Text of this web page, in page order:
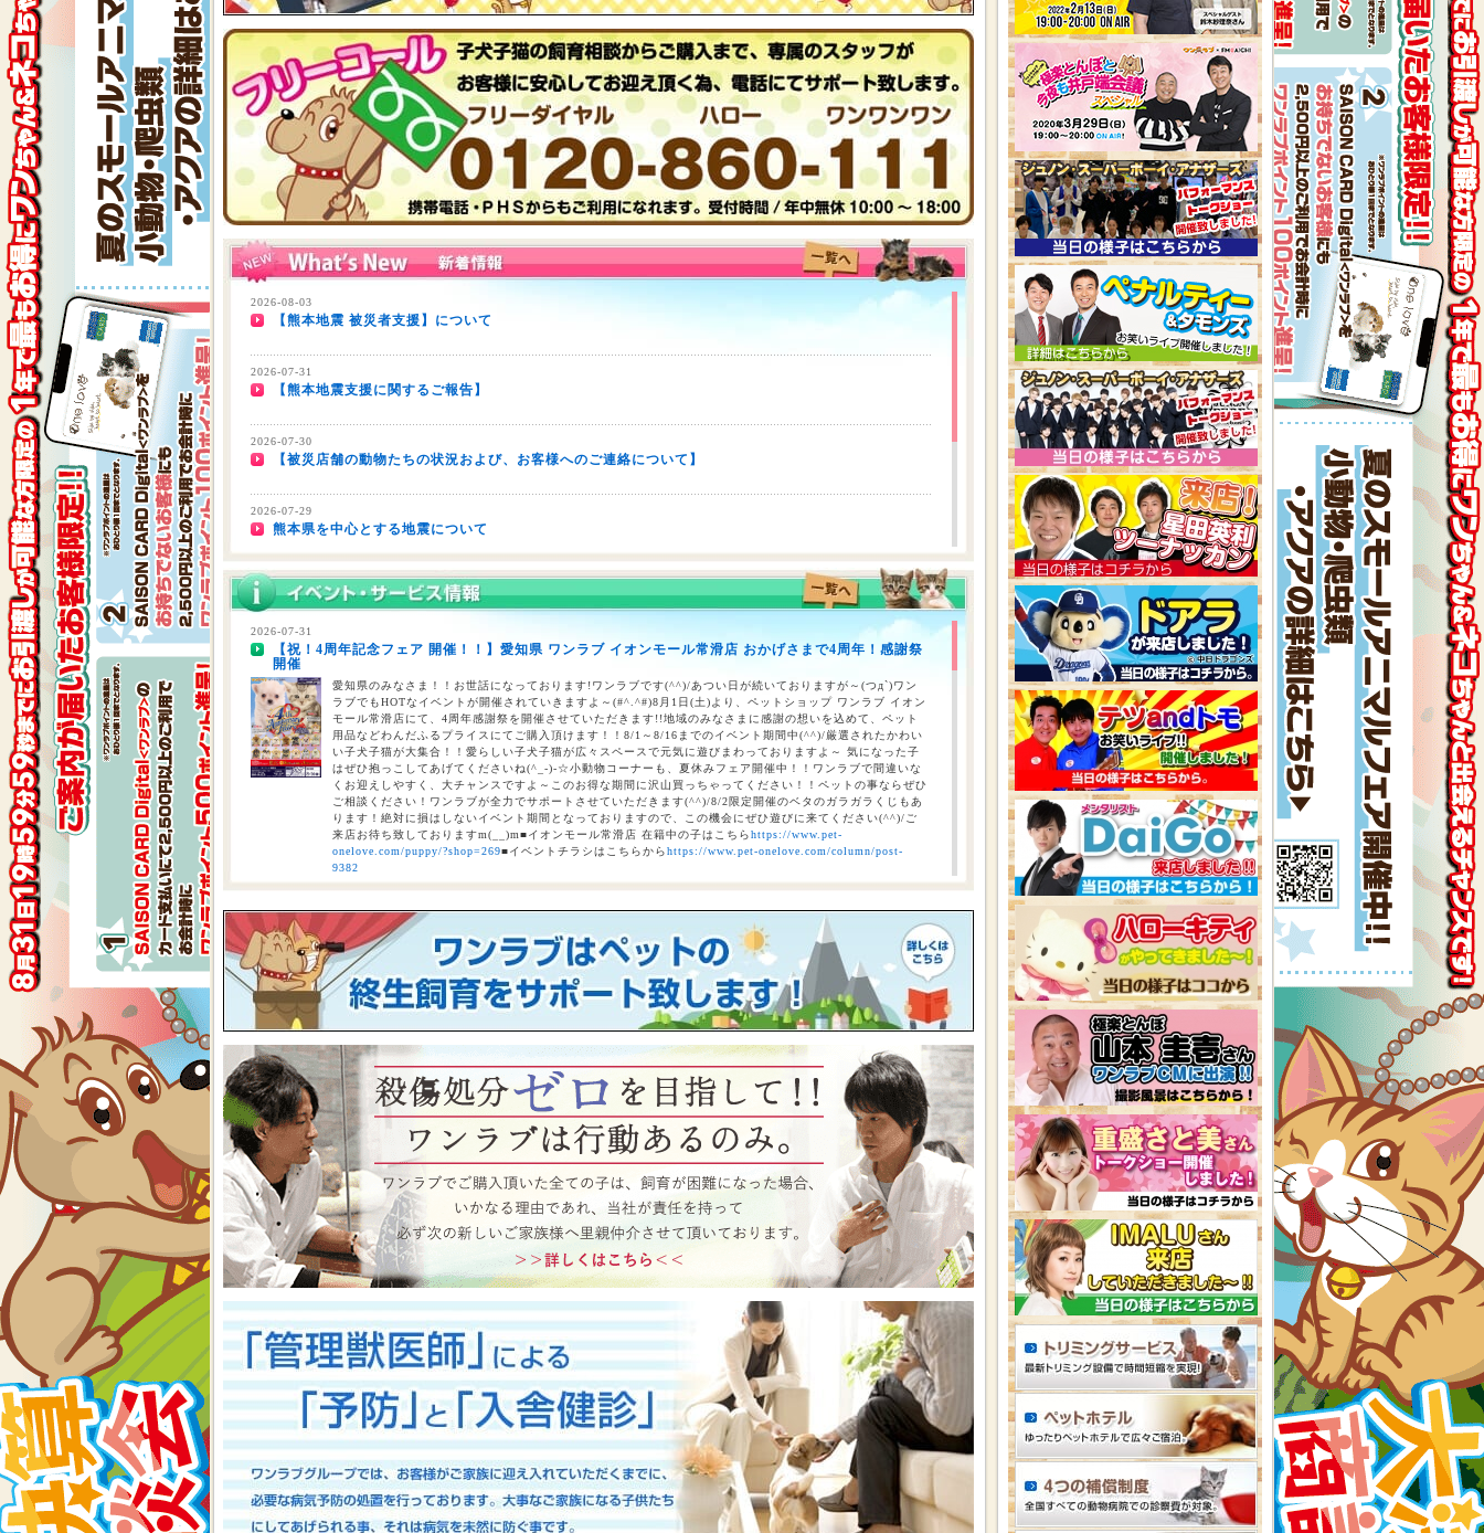
2026-08-03
【熊本地震 被災者支援】について
2026-07-31
【熊本地震支援に関するご報告】
2026-07-30
【被災店舗の動物たちの状況および、お客様へのご連絡について】
2026-07-29
熊本県を中心とする地震について
2026-07-28
【重要】熊本地震に伴う臨時休業のお知らせ（合志店・光の森店・西熊本店・はません店・宇土店）
2026-07-24
【大決算2026開催！！】香川県 ワンラブ イオンタウン宇多津店＆ゆめタウン三豊店 一年で一番お得な
大決算フェア開催中！！7/25～8/9まで｜ワンラブグループ
2026-07-31
【祝！4周年記念フェア 開催！！】愛知県 ワンラブ イオンモール常滑店 おかげさまで4周年！感謝祭
開催
愛知県のみなさま！！お世話になっております!ワンラブです(^^)/あつい日が続いておりますが～(つд`)ワン
ラブでもHOTなイベントが開催されていきますよ～(#^.^#)8月1日(土)より、ペットショップ ワンラブ イオン
モール常滑店にて、4周年感謝祭を開催させていただきます!!地域のみなさまに感謝の想いを込めて、ペット
用品などわんだふるプライスにてご購入頂けます！！8/1～8/16までのイベント期間中(^^)/厳選されたかわい
い子犬子猫が大集合！！愛らしい子犬子猫が広々スペースで元気に遊びまわっておりますよ～ 気になった子
はぜひ抱っこしてあげてくださいね(^_-)-☆小動物コーナーも、夏休みフェア開催中！！ワンラブで間違いな
くお迎えしやすく、大チャンスですよ～このお得な期間に沢山買っちゃってください！！ペットの事ならぜひ
ご相談ください！ワンラブが全力でサポートさせていただきます(^^)/8/2限定開催のベタのガラガラくじもあ
ります！絶対に損はしないイベント期間となっておりますので、この機会にぜひ遊びに来てください(^^)/ご
来店お待ち致しておりますm(__)m■イオンモール常滑店 在籍中の子はこちらhttps://www.pet-
onelove.com/puppy/?shop=269■イベントチラシはこちらからhttps://www.pet-onelove.com/column/post-
9382
2026-07-31
【2026年 大決算商談会 第2弾開催！！】ワンラブ総決算 22周年祭｜大決算商談会開幕！！ 8/31お引渡
しまで
ペットショップ ワンラブ 本気の大決算商談会！！ ワンラブ看板店舗にて、ポイントプレゼントキャンペー
ンがスタート！！ 2026年8月1日にLINE配信されておりますクーポンを2,500円以上のお会計時にご利用頂
くと、ワンラブポイントをプレゼント！！まだ会員アプリをご利用中でない方は、店頭で会員アプリを取得頂
くとクーポンが配信されますので、最寄店舗にてぜひご確認ください！！※ワンラブ看板店舗が対象※ 小動
くださいね イベント内容はこちら
https://www.pet-onelove.com/column/post-9344/
2026-07-24
【大決算2026開催！！】香川県 ワンラブ イオンタウン宇多津店＆ゆめタウン三豊店 一年で一番お得な
大決算フェア開催中！！7/25～8/9まで｜ワンラブグループ
香川県のみなさま、お世話になっております！！7月25日(土)より、ペットショップ ワンラブ イオンタウン宇
多津店、ゆめタウン三豊店合同にて、大決算フェアを開催させていただきます！！7/25～8/9までのイベント
期間中(^^)/厳選されたかわいい子犬子猫が大集合！！今年もぜひ遊びに来てください(^^)/ペット用品も専門
店として、品揃え豊富に取り揃えで、わんだふるプライスとなっております♪愛らしい子犬子猫が広々スペー
スで元気に遊びまわっておりますよ～ 気になった子はぜひ抱っこしてあげてくださいね(^_-)-☆一年で一番！
お迎えのチャンスですよ～このお得な期間に沢山買っちゃってください！！ペットの事ならぜひご相談くださ
い！ワンラブが全力でサポートさせていただきます(^^)/改めまして、地域の皆様に愛されるペットショップ
としてスタッフ一同頑張ってまいりますm(__)m ■ゆめタウン三豊店 在籍中の子はこちら https://www.pet-
2026-07-17
【Meet Your New Family Fes 開催！！】長野県 ワンラブ アリオ上田店 動物大集合イベント開催！！
7/18～8/2まで｜ワンラブグループ
長野のみなさま！！お世話になっております!ワンラブです(^^)/暑い日も多くなってまいりましたね 熱中症に
は注意しましょう！！ワンラブでもHOTなイベントが開催されていきますよ～(#^.^#)7月18日(土)より、ペッ
トショップ ワンラブ アリオ上田店にて、ペットイベントを開催させていただきます！！地域のみなさまに感
謝の想いを込めて、ペット用品などわんだふるプライスにてご購入頂けます！！7/18～8/2までのイベント期
間中(^^)/厳選されたかわいい子犬子猫が大集合！！愛らしい子犬子猫が広々スペースで元気に遊びまわって
おりますよ～ 気になった子はぜひ抱っこしてあげてくださいね(^_-)-☆大決算商談会も開催されておりますの
で、ワンラブで間違いなくお迎えしやすく、大チャンスですよ～このお得な期間に沢山買っちゃってくださ